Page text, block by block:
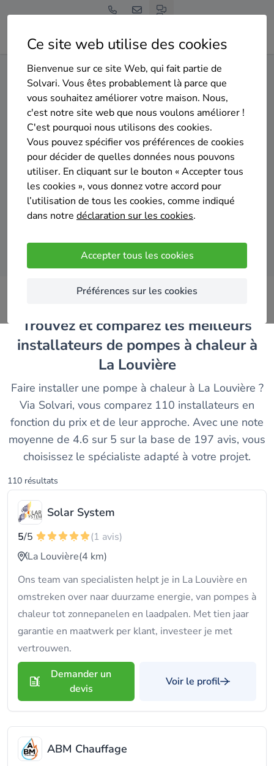
Ce site web utilise des cookies
Bienvenue sur ce site Web, qui fait partie de
Solvari. Vous êtes probablement là parce que
vous souhaitez améliorer votre maison. Nous,
c'est notre site web que nous voulons améliorer !
C'est pourquoi nous utilisons des cookies.
Vous pouvez spécifier vos préférences de cookies
pour décider de quelles données nous pouvons
utiliser. En cliquant sur le bouton « Accepter tous
les cookies », vous donnez votre accord pour
l’utilisation de tous les cookies, comme indiqué
dans notre déclaration sur les cookies.
Accepter tous les cookies
Préférences sur les cookies
Home Pompe à chaleur Hainaut La Louvière
Gratuit et sans engagement
Top 20 des installateurs de
pompes à chaleur à La
Louvière
Comparer des devis
Trouvez et comparez les meilleurs
installateurs de pompes à chaleur à
La Louvière
Faire installer une pompe à chaleur à La Louvière ?
Via Solvari, vous comparez 110 installateurs en
fonction du prix et de leur approche. Avec une note
moyenne de 4.6 sur 5 sur la base de 197 avis, vous
choisissez le spécialiste adapté à votre projet.
110 résultats
Solar System
5/5
(1 avis)
La Louvière(4 km)
Ons team van specialisten helpt je in La Louvière en
omstreken over naar duurzame energie, van pompes à
chaleur tot zonnepanelen en laadpalen. Met tien jaar
garantie en maatwerk per klant, investeer je met
vertrouwen.
Demander un
devis
Voir le profil
ABM Chauffage